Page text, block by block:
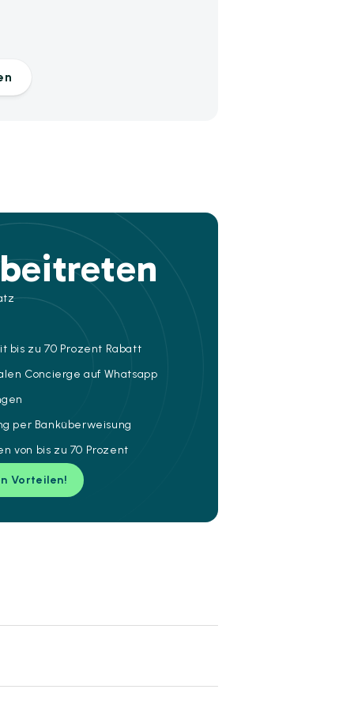
bis zu 70 Prozent Rabatt
Concierge auf Whatsapp
per Banküberweisung
von bis zu 70 Prozent
Vorteilen!